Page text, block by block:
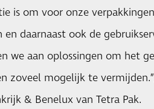
is om voor onze
daarnaast ook de
we aan oplossingen om het
zoveel mogelijk te
& Benelux van Tetra Pak.